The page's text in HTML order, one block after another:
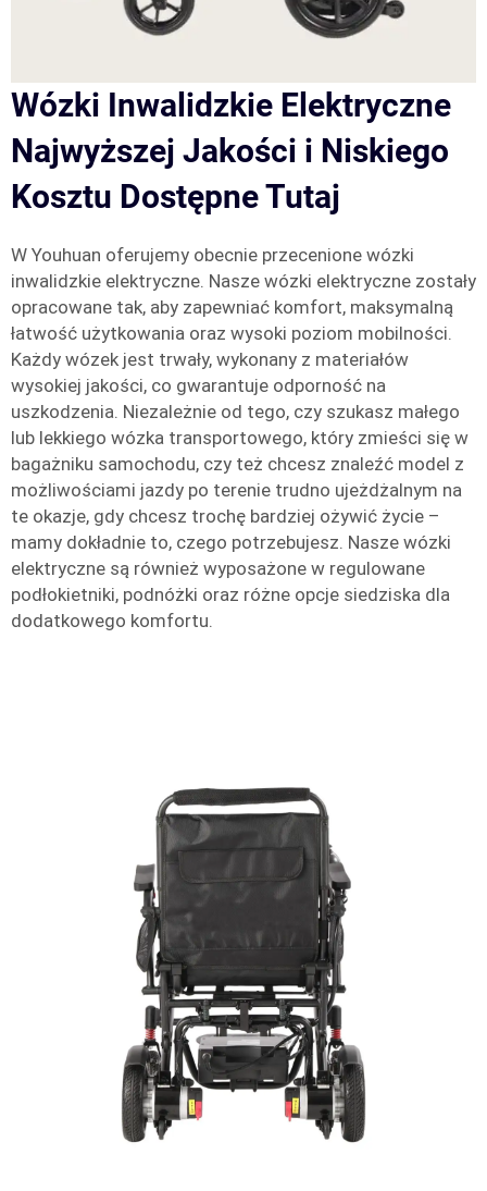
Wózki Inwalidzkie Elektryczne
Najwyższej Jakości i Niskiego
Kosztu Dostępne Tutaj
W Youhuan oferujemy obecnie przecenione wózki
inwalidzkie elektryczne. Nasze wózki elektryczne zostały
opracowane tak, aby zapewniać komfort, maksymalną
łatwość użytkowania oraz wysoki poziom mobilności.
Każdy wózek jest trwały, wykonany z materiałów
wysokiej jakości, co gwarantuje odporność na
uszkodzenia. Niezależnie od tego, czy szukasz małego
lub lekkiego wózka transportowego, który zmieści się w
bagażniku samochodu, czy też chcesz znaleźć model z
możliwościami jazdy po terenie trudno ujeżdżalnym na
te okazje, gdy chcesz trochę bardziej ożywić życie –
mamy dokładnie to, czego potrzebujesz. Nasze wózki
elektryczne są również wyposażone w regulowane
podłokietniki, podnóżki oraz różne opcje siedziska dla
dodatkowego komfortu.